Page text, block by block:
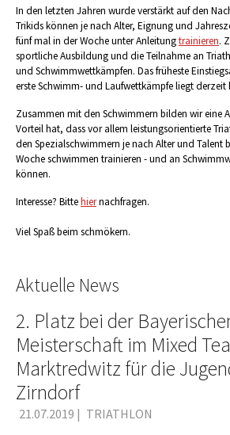
In den letzten Jahren wurde verstärkt auf den
Trikids können je nach Alter, Eignung und
fünf mal in der Woche unter Anleitungtrainieren.
sportliche Ausbildung und die Teilnahme an
und Schwimmwettkämpfen. Das früheste
erste Schwimm- und Laufwettkämpfe liegt derzeit
Zusammen mit den Schwimmern bilden wir eine
Vorteil hat, dass vor allem leistungsorientierte
den Spezialschwimmern je nach Alter und Talent
Woche schwimmen trainieren - und an
können.
Interesse? Bittehiernachfragen.
Viel Spaß beim schmökern.
Aktuelle News
2. Platz bei der
Meisterschaft im Mixed
Marktredwitz für die
Zirndorf
21.07.2019 | TRIATHLON